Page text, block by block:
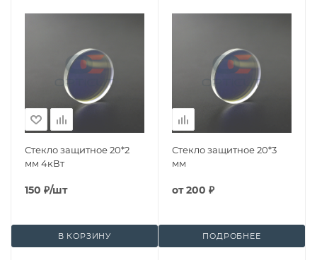
Стекло защитное 20*2
мм 4кВт
150 ₽/шт
В КОРЗИНУ
Стекло защитное 20*3
мм
от200 ₽
ПОДРОБНЕЕ